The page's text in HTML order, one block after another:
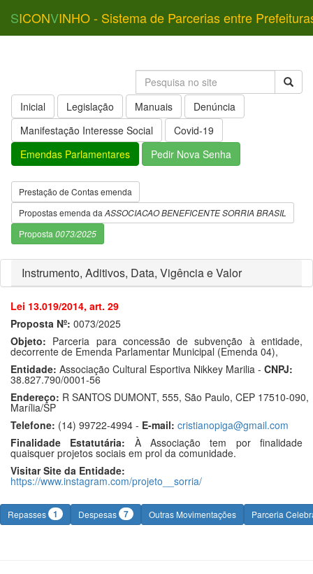
SICONVINHO - Sistema de Parcerias entre
Inicial Legislação Manuais
Denúncia
Manifestação Interesse Social
Covid-19
Emendas Parlamentares
Pedir Nova Senha
Prestação de Contas emenda
Propostas emenda da ASSOCIACAO BENEFICENTE SORRIA BRASIL
Proposta 0073/2025
Instrumento, Aditivos, Data, Vigência e Valor
Lei 13.019/2014, art. 29
Proposta Nº: 0073/2025
Objeto: Parceria para concessão de subvenção à entidade,
decorrente de Emenda Parlamentar Municipal (Emenda 04),
Entidade: Associação Cultural Esportiva Nikkey Marilia - CNPJ:
38.827.790/0001-56
Endereço: R SANTOS DUMONT, 555, São Paulo, CEP 17510-090,
Marília/SP
Telefone: (14) 99722-4994 - E-mail: cristianopiga@gmail.com
Finalidade Estatutária: À Associação tem por finalidade
quaisquer projetos sociais em prol da comunidade.
Visitar Site da Entidade:
https://www.instagram.com/projeto__sorria/
Repasses 1 Despesas 7 Outras Movimentações Parceria